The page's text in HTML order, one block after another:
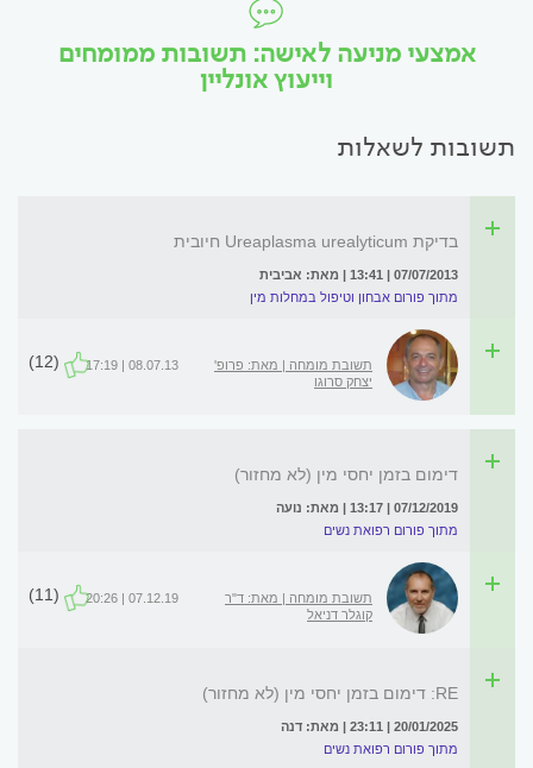
אמצעי מניעה לאישה: תשובות ממומחים
וייעוץ אונליין
תשובות לשאלות
בדיקת Ureaplasma urealyticum חיובית
07/07/2013 | 13:41 | מאת: אביבית
מתוך פורום אבחון וטיפול במחלות מין
תשובת מומחה | מאת: פרופ'
יצחק סרוגו
08.07.13 | 17:19
(12)
דימום בזמן יחסי מין (לא מחזור)
07/12/2019 | 13:17 | מאת: נועה
מתוך פורום רפואת נשים
תשובת מומחה | מאת: ד"ר
קוגלר דניאל
07.12.19 | 20:26
(11)
RE: דימום בזמן יחסי מין (לא מחזור)
20/01/2025 | 23:11 | מאת: דנה
מתוך פורום רפואת נשים